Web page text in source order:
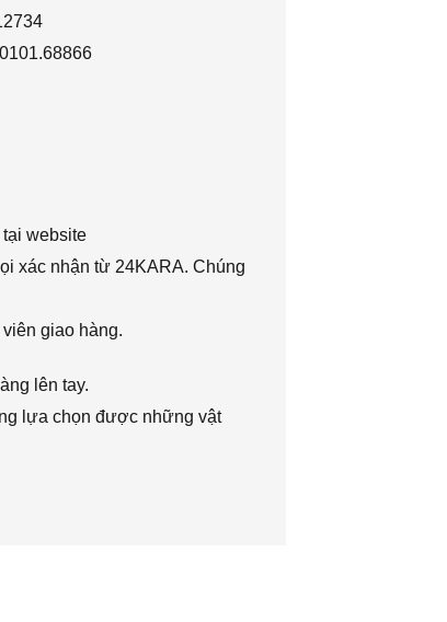
website
xác nhận từ 24KARA. Chúng
giao hàng.
lên tay.
lựa chọn được những vật